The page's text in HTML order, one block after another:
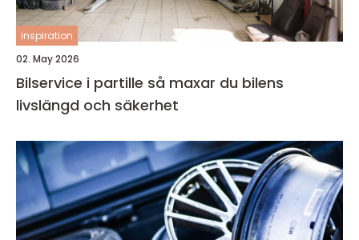
inspiration
02. May 2026
Bilservice i partille så maxar du bilens
livslängd och säkerhet